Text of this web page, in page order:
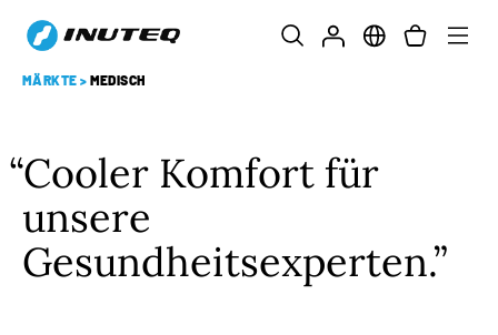
MÄRKTE > MEDISCH
Cooler Komfort für
unsere
Gesundheitsexperten.